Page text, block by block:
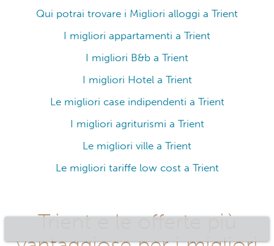
Qui potrai trovare i Migliori alloggi a Trient
I migliori appartamenti a Trient
I migliori B&b a Trient
I migliori Hotel a Trient
Le migliori case indipendenti a Trient
I migliori agriturismi a Trient
Le migliori ville a Trient
Le migliori tariffe low cost a Trient
Trient e le offerte più